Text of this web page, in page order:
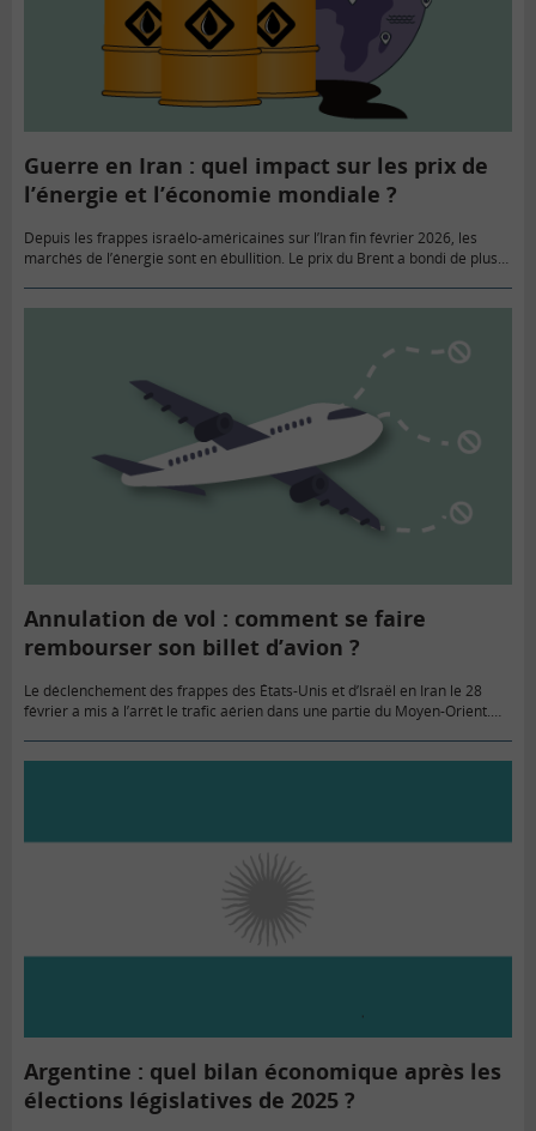
Guerre en Iran : quel impact sur les prix de
l’énergie et l’économie mondiale ?
Depuis les frappes israélo-américaines sur l’Iran fin février 2026, les
marchés de l’énergie sont en ébullition. Le prix du Brent a bondi de plus
Annulation de vol : comment se faire
rembourser son billet d’avion ?
Le déclenchement des frappes des États-Unis et d’Israël en Iran le 28
février a mis à l’arrêt le trafic aérien dans une partie du Moyen-Orient.
Argentine : quel bilan économique après les
élections législatives de 2025 ?